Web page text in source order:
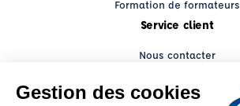
Formation de formateurs
Service client
Nous contacter
Espace client